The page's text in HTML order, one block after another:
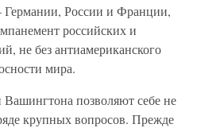
России и Франции,
российских и
не без антиамериканского
мира.
позволяют себе не
крупных вопросов. Прежде